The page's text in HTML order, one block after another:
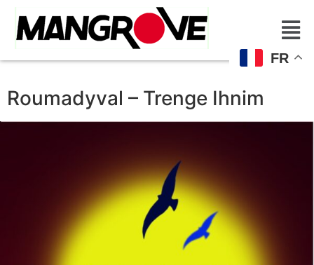
Roumadyval – Trenge Ihnim
FR